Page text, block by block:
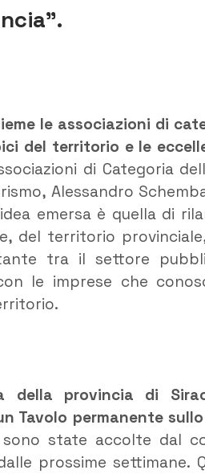
le associazioni di
del territorio e le
di Categoria
Alessandro
emersa è quella di
del territorio
tra il settore
le imprese che
della provincia di
Tavolo permanente
state accolte dal
prossime settimane.